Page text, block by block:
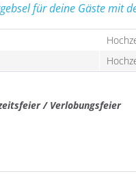
für deine Gäste mit
/ Verlobungsfeier